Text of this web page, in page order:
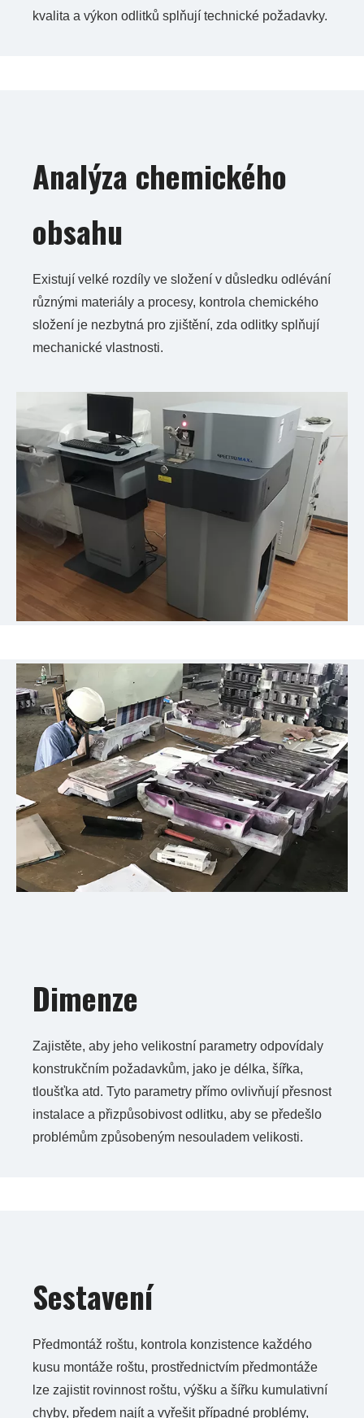
kvalita a výkon odlitků splňují technické požadavky.
Analýza chemického
obsahu
Existují velké rozdíly ve složení v důsledku odlévání
různými materiály a procesy, kontrola chemického
složení je nezbytná pro zjištění, zda odlitky splňují
mechanické vlastnosti.
Dimenze
Zajistěte, aby jeho velikostní parametry odpovídaly
konstrukčním požadavkům, jako je délka, šířka,
tloušťka atd. Tyto parametry přímo ovlivňují přesnost
instalace a přizpůsobivost odlitku, aby se předešlo
problémům způsobeným nesouladem velikosti.
Sestavení
Předmontáž roštu, kontrola konzistence každého
kusu montáže roštu, prostřednictvím předmontáže
lze zajistit rovinnost roštu, výšku a šířku kumulativní
chyby, předem najít a vyřešit případné problémy,